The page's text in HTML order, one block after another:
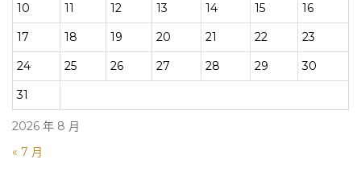
2026 年 8 月
10
11 12 13 14 15
16
17
18 19 20 21 22
23
24
25 26 27 28 29
30
31
« 7 月